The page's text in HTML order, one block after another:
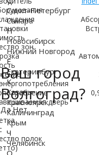
зон
дверь
полок
Ваш город
Волгоград?
Да Нет
Санкт-Петербург
Самара
Н
Новосибирск
Нижний Новгород
Е
Екатеринбург
К
Казань
Красноярск
Калининград
Крым
Ч
Челябинск
О